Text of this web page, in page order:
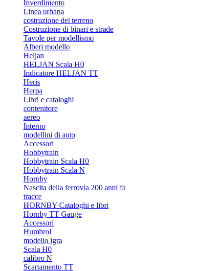
Inverdimento
Linea urbana
costruzione del terreno
Costruzione di binari e strade
Tavole per modellismo
Alberi modello
Heljan
HELJAN Scala H0
Indicatore HELJAN TT
Heris
Herpa
Libri e cataloghi
contenitore
aereo
Interno
modellini di auto
Accessori
Hobbytrain
Hobbytrain Scala H0
Hobbytrain Scala N
Hornby
Nascita della ferrovia 200 anni fa
tracce
HORNBY Cataloghi e libri
Hornby TT Gauge
Accessori
Humbrol
modello igra
Scala H0
calibro N
Scartamento TT